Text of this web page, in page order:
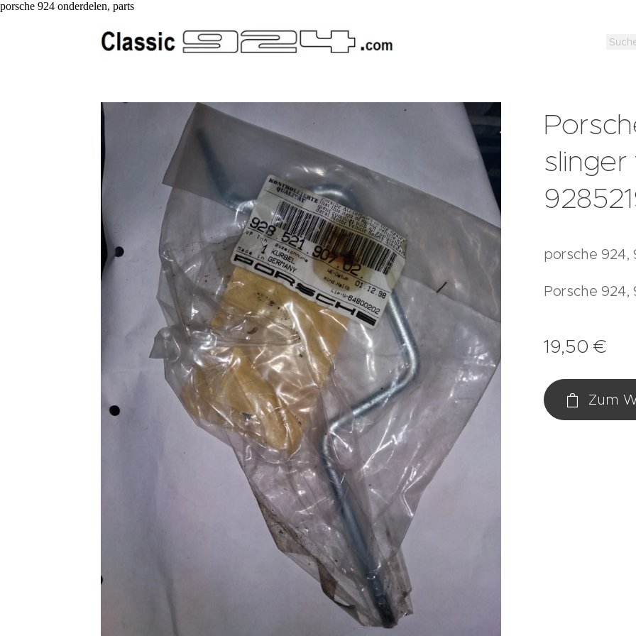
porsche 924 onderdelen, parts
porsche 924,
Porsche 924,
19,50 €
Zum